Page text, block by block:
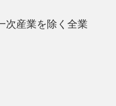
次産業を除く全業